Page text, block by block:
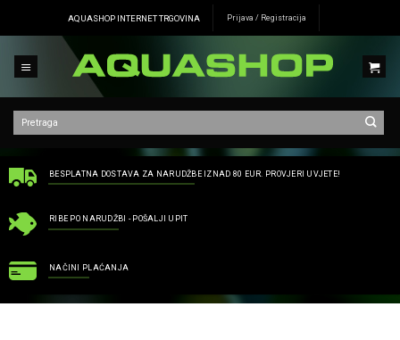
AQUASHOP INTERNET TRGOVINA Prijava / Registracija
BESPLATNA DOSTAVA ZA NARUDŽBE IZNAD 80 EUR. PROVJERI UVJETE!
RIBE PO NARUDŽBI - POŠALJI UPIT
NAČINI PLAĆANJA